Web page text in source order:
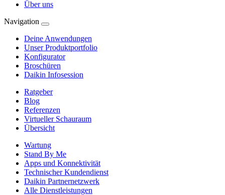
Über uns
Navigation
Deine Anwendungen
Unser Produktportfolio
Konfigurator
Broschüren
Daikin Infosession
Ratgeber
Blog
Referenzen
Virtueller Schauraum
Übersicht
Wartung
Stand By Me
Apps und Konnektivität
Technischer Kundendienst
Daikin Partnernetzwerk
Alle Dienstleistungen